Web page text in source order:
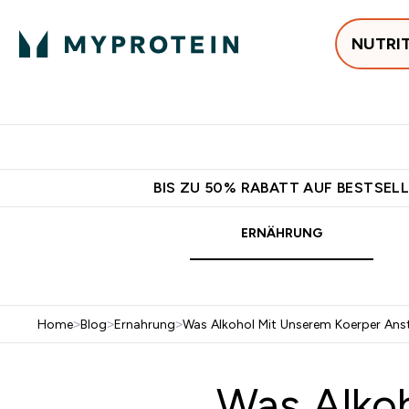
BIS ZU 50% RABATT AUF
ERNÄHRUNG
Home>Blog>Ernahrung>Was Alkohol Mit Unserem Koerper